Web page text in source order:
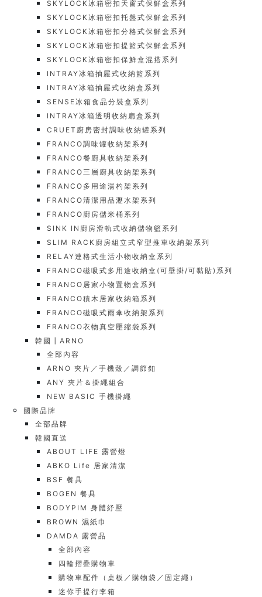
SKYLOCK冰箱密扣天窗式保鮮盒系列
SKYLOCK冰箱密扣托盤式保鮮盒系列
SKYLOCK冰箱密扣分格式保鮮盒系列
SKYLOCK冰箱密扣提籃式保鮮盒系列
SKYLOCK冰箱密扣保鮮盒混搭系列
INTRAY冰箱抽屜式收納籃系列
INTRAY冰箱抽屜式收納盒系列
SENSE冰箱食品分裝盒系列
INTRAY冰箱透明收納扁盒系列
CRUET廚房密封調味收納罐系列
FRANCO調味罐收納架系列
FRANCO餐廚具收納架系列
FRANCO三層廚具收納架系列
FRANCO多用途湯杓架系列
FRANCO清潔用品瀝水架系列
FRANCO廚房儲米桶系列
SINK IN廚房滑軌式收納儲物籃系列
SLIM RACK廚房組立式窄型推車收納架系列
RELAY連格式生活小物收納盒系列
FRANCO磁吸式多用途收納盒(可壁掛/可黏貼)系列
FRANCO居家小物置物盒系列
FRANCO積木居家收納箱系列
FRANCO磁吸式雨傘收納架系列
FRANCO衣物真空壓縮袋系列
韓國┃ARNO
全部內容
ARNO 夾片／手機殼／調節釦
ANY 夾片＆掛繩組合
NEW BASIC 手機掛繩
國際品牌
全部品牌
韓國直送
ABOUT LIFE 露營燈
ABKO Life 居家清潔
BSF 餐具
BOGEN 餐具
BODYPIM 身體紓壓
BROWN 濕紙巾
DAMDA 露營品
全部內容
四輪摺疊購物車
購物車配件（桌板／購物袋／固定繩）
迷你手提行李箱